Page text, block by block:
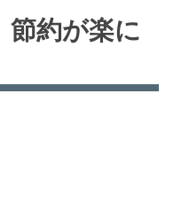
節約が楽に